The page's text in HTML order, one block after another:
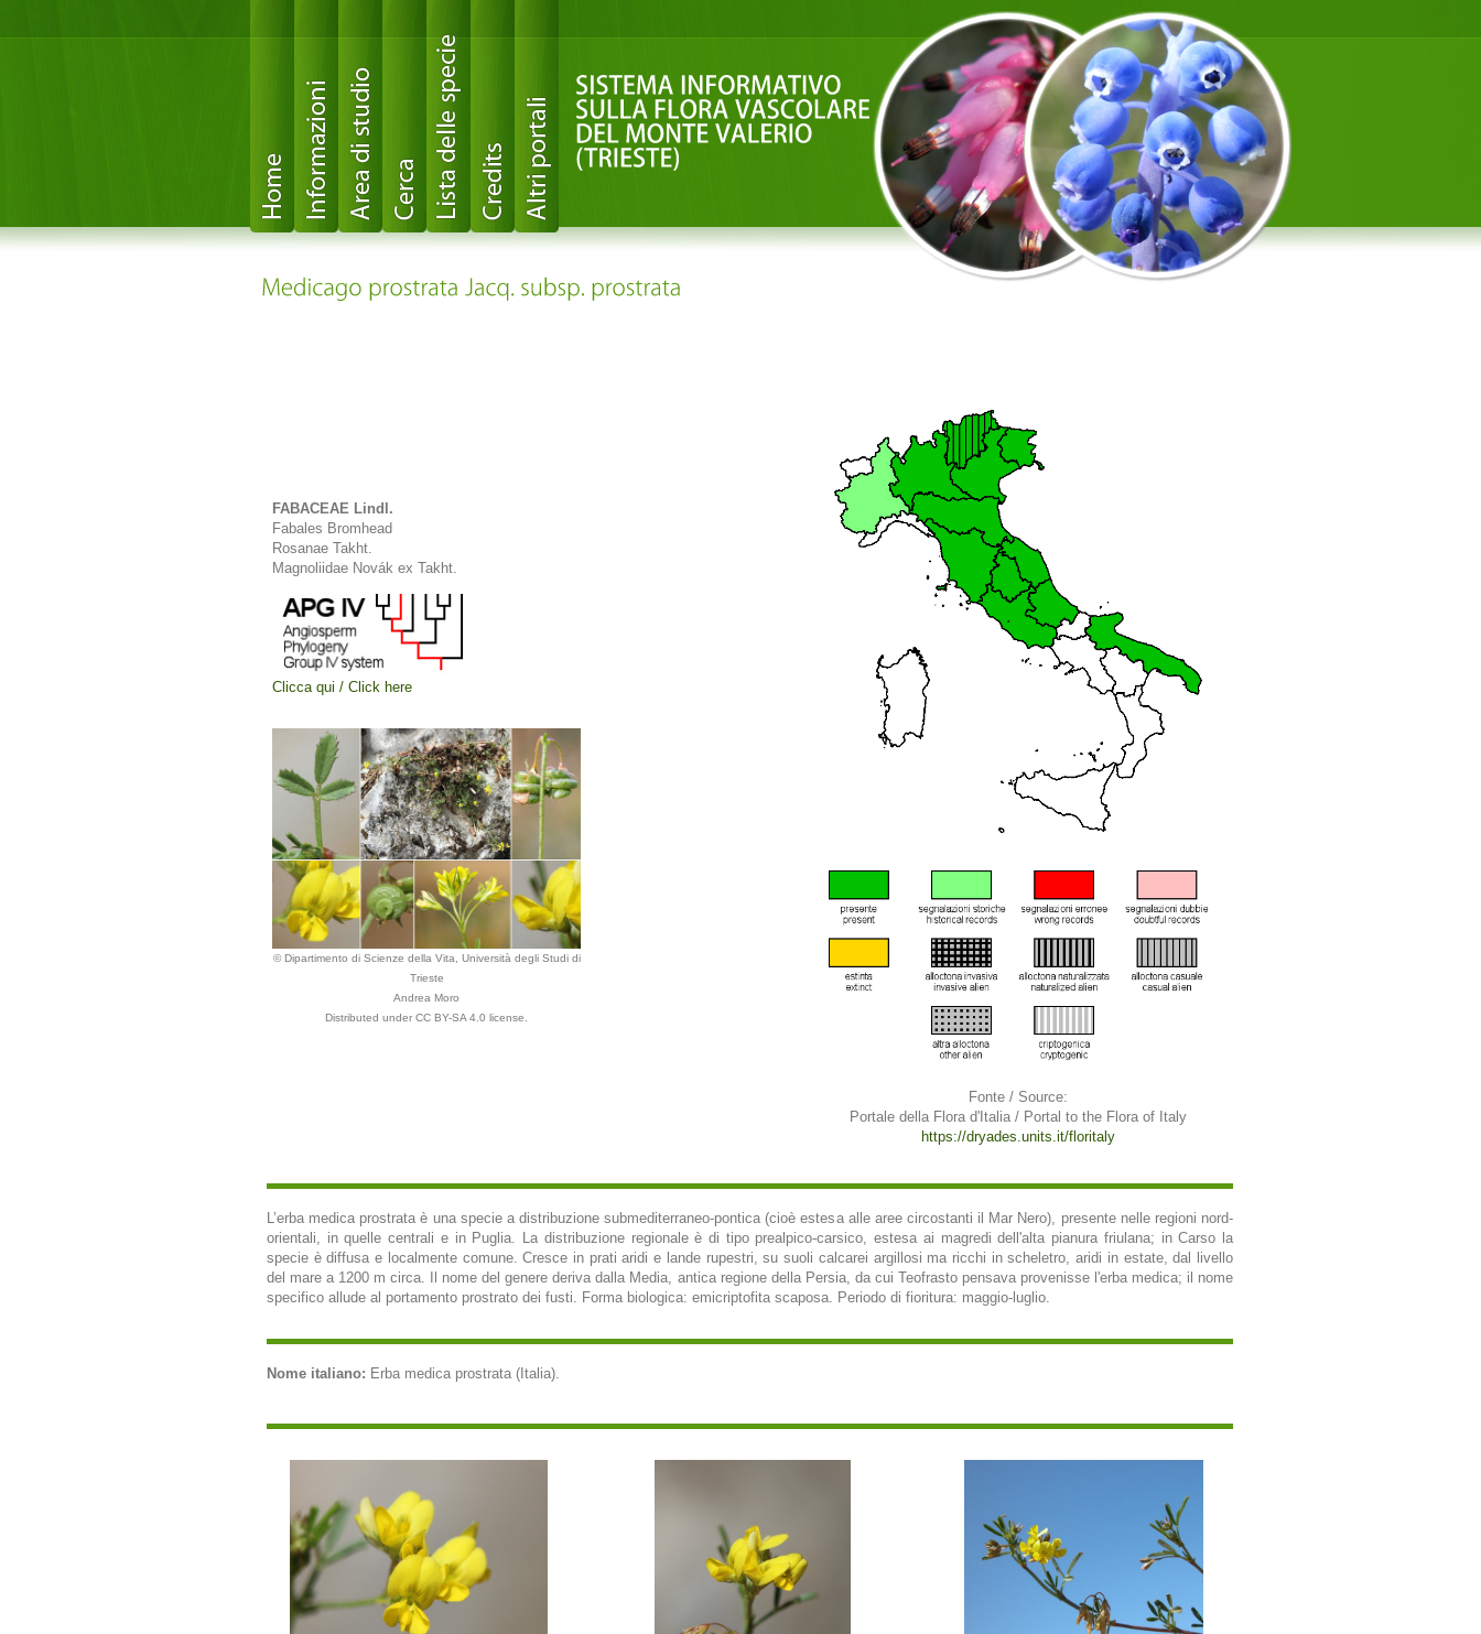
FABACEAE Lindl.
Fabales Bromhead
Rosanae Takht.
Magnoliidae Novák ex Takht.
Clicca qui / Click here
© Dipartimento di Scienze della Vita, Università degli Studi di
Trieste
Andrea Moro
Distributed under CC BY-SA 4.0 license.
Fonte / Source:
Portale della Flora d'Italia / Portal to the Flora of Italy
https://dryades.units.it/floritaly
L’erba medica prostrata è una specie a distribuzione submediterraneo-pontica (cioè estesa alle aree circostanti il Mar Nero), presente nelle regioni nord-
orientali, in quelle centrali e in Puglia. La distribuzione regionale è di tipo prealpico-carsico, estesa ai magredi dell'alta pianura friulana; in Carso la
specie è diffusa e localmente comune. Cresce in prati aridi e lande rupestri, su suoli calcarei argillosi ma ricchi in scheletro, aridi in estate, dal livello
del mare a 1200 m circa. Il nome del genere deriva dalla Media, antica regione della Persia, da cui Teofrasto pensava provenisse l'erba medica; il nome
specifico allude al portamento prostrato dei fusti. Forma biologica: emicriptofita scaposa. Periodo di fioritura: maggio-luglio.
Nome italiano: Erba medica prostrata (Italia).